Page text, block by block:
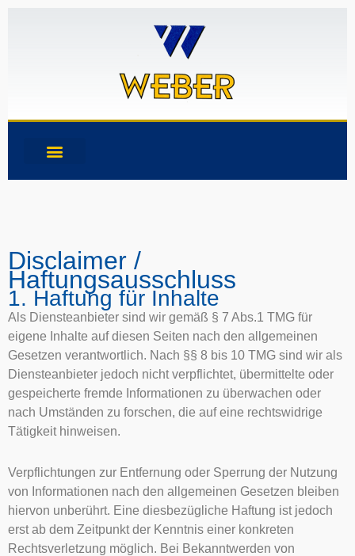
Disclaimer /
Haftungsausschluss
1. Haftung für Inhalte
Als Diensteanbieter sind wir gemäß § 7 Abs.1 TMG für
eigene Inhalte auf diesen Seiten nach den allgemeinen
Gesetzen verantwortlich. Nach §§ 8 bis 10 TMG sind wir als
Diensteanbieter jedoch nicht verpflichtet, übermittelte oder
gespeicherte fremde Informationen zu überwachen oder
nach Umständen zu forschen, die auf eine rechtswidrige
Tätigkeit hinweisen.
Verpflichtungen zur Entfernung oder Sperrung der Nutzung
von Informationen nach den allgemeinen Gesetzen bleiben
hiervon unberührt. Eine diesbezügliche Haftung ist jedoch
erst ab dem Zeitpunkt der Kenntnis einer konkreten
Rechtsverletzung möglich. Bei Bekanntwerden von